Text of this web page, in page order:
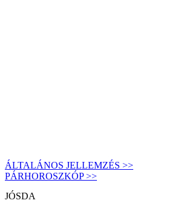
ÁLTALÁNOS JELLEMZÉS >>
PÁRHOROSZKÓP >>
JÓSDA